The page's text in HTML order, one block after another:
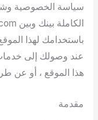
سياسة الخصوصية
باستخدامك لهذا
عند وصولك إلى
هذا الموقع ، أو عن
مقدمة